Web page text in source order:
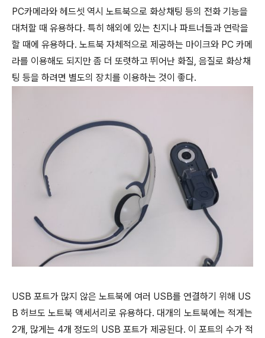
PC카메라와 헤드셋 역시 노트북으로 화상채팅 등의 전화 기능을
대처할 때 유용하다. 특히 해외에 있는 친지나 파트너들과 연락을
할 때에 유용하다. 노트북 자체적으로 제공하는 마이크와 PC 카메
라를 이용해도 되지만 좀 더 또렷하고 뛰어난 화질, 음질로 화상채
팅 등을 하려면 별도의 장치를 이용하는 것이 좋다.
USB 포트가 많지 않은 노트북에 여러 USB를 연결하기 위해 US
B 허브도 노트북 액세서리로 유용하다. 대개의 노트북에는 적게는
2개, 많게는 4개 정도의 USB 포트가 제공된다. 이 포트의 수가 적